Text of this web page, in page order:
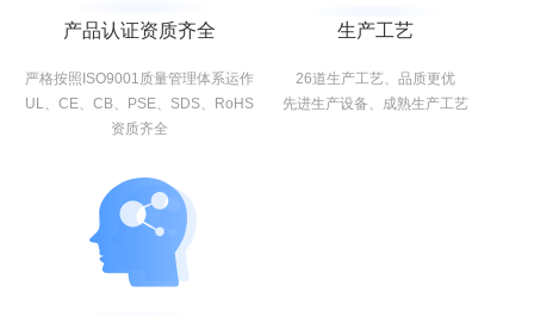
产品认证资质齐全
严格按照ISO9001质量管理体系运作
UL、CE、CB、PSE、SDS、RoHS
资质齐全
生产工艺
26道生产工艺、品质更优
先进生产设备、成熟生产工艺